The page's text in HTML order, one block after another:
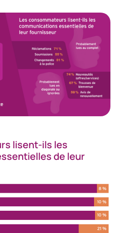
lisent-ils les
de leur